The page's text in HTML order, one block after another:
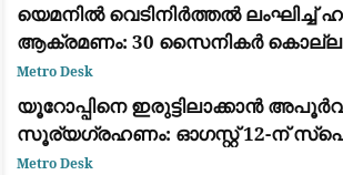
യെമനിൽ വെടിനിർത്തൽ
ആക്രമണം: 30 സൈനികർ
ശേഷമുള്ള ഏറ്റവും വലിയ ഏറ്റുമുട്ടൽ
Metro Desk
യൂറോപ്പിനെ ഇരുട്ടിലാക്കാൻ
സൂര്യഗ്രഹണം: ഓഗസ്റ്റ് 12-ന്
പ്രകൃതിയുടെ വിസ്മയക്കാഴ്ച
Metro Desk